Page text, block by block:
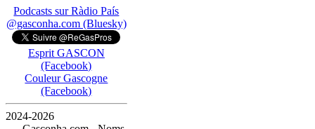
Podcasts sur Ràdio País
@gasconha.com (Bluesky)
Esprit GASCON
(Facebook)
Couleur Gascogne
(Facebook)
2024-2026